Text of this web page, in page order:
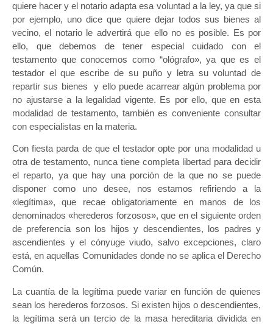
quiere hacer y el notario adapta esa voluntad a la ley, ya que si
por ejemplo, uno dice que quiere dejar todos sus bienes al
vecino, el notario le advertirá que ello no es posible. Es por
ello, que debemos de tener especial cuidado con el
testamento que conocemos como “ológrafo», ya que es el
testador el que escribe de su puño y letra su voluntad de
repartir sus bienes y ello puede acarrear algún problema por
no ajustarse a la legalidad vigente. Es por ello, que en esta
modalidad de testamento, también es conveniente consultar
con especialistas en la materia.
Con fiesta parda de que el testador opte por una modalidad u
otra de testamento, nunca tiene completa libertad para decidir
el reparto, ya que hay una porción de la que no se puede
disponer como uno desee, nos estamos refiriendo a la
«legítima», que recae obligatoriamente en manos de los
denominados «herederos forzosos», que en el siguiente orden
de preferencia son los hijos y descendientes, los padres y
ascendientes y el cónyuge viudo, salvo excepciones, claro
está, en aquellas Comunidades donde no se aplica el Derecho
Común.
La cuantía de la legítima puede variar en función de quienes
sean los herederos forzosos. Si existen hijos o descendientes,
la legítima será un tercio de la masa hereditaria dividida en